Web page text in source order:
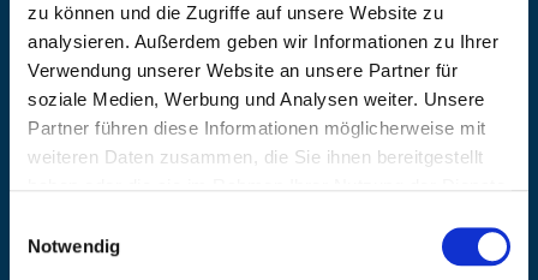
zu können und die Zugriffe auf unsere Website zu
analysieren. Außerdem geben wir Informationen zu Ihrer
Verwendung unserer Website an unsere Partner für
soziale Medien, Werbung und Analysen weiter. Unsere
Partner führen diese Informationen möglicherweise mit
weiteren Daten zusammen, die Sie ihnen bereitgestellt
Notwendig
INFORMATIONEN
Preisvorschlag erstellen
Versandkosten & Lieferinformationen
Zahlungsbedingungen
Datenschutzerklärung
BLEIBE AUF DEM LAUFENDEN